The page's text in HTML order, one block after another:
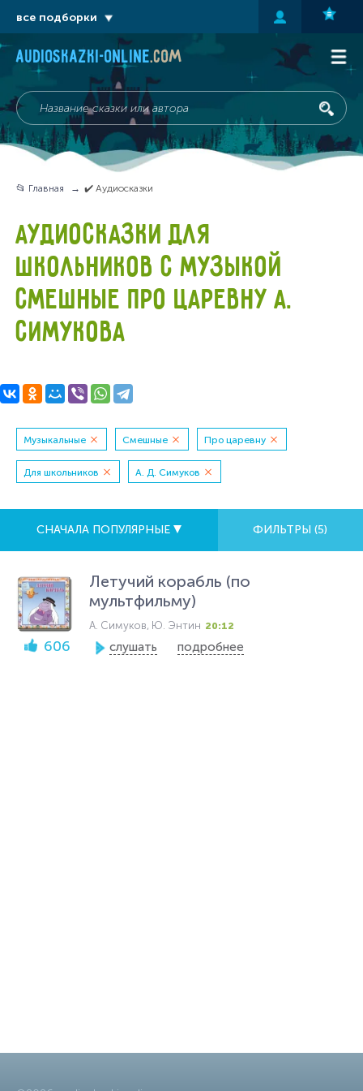
audioskazki-online.com
📂 Главная ✔️ Аудиосказки
АУДИОСКАЗКИ ДЛЯ
ШКОЛЬНИКОВ С МУЗЫКОЙ
СМЕШНЫЕ ПРО ЦАРЕВНУ А.
СИМУКОВА
Музыкальные Смешные Про царевну
Для школьников А. Д. Симуков
СНАЧАЛА ПОПУЛЯРНЫЕ ФИЛЬТРЫ (5)
606
Летучий корабль (по
мультфильму)
А. Симуков, Ю. Энтин 20:12
слушать подробнее
все подборки